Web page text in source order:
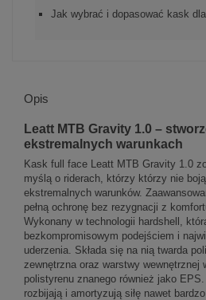
Jak wybrać i dopasować kask
Opis
Leatt MTB Gravity 1.0 –
ekstremalnych warunkach
Kask full face Leatt MTB Gravity 1.0
myślą o riderach, którzy którzy nie
ekstremalnych warunków.
pełną ochronę bez rezygnacji z
Wykonany w technologii hardshell,
bezkompromisowym podejściem i
uderzenia. Składa się na nią twarda
zewnętrzna oraz warstwy wewnętrznej
polistyrenu znanego również jako
rozbijają i amortyzują siłę nawet